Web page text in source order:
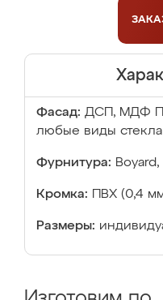
Фасад: ДСП, МДФ
любые виды стекла
Фурнитура: Boyard,
Кромка: ПВХ (0,4
Размеры: